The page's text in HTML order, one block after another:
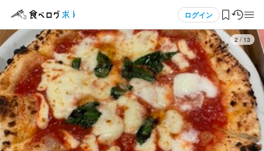
ログイン
ログイン・無料会員登録
食べログ求人TOP
求人検索
3 / 13
正社員 Pizzeria Bar Trico 船橋店
料理長候補
料理長候補
月給250,000円〜400,000円
応募画面へ進む
正社員 Pizzeria Bar Trico 船橋店
調理師・調理スタッフ
調理師・調理スタッフ
月給250,000円〜
応募画面へ進む
正社員 Pizzeria Bar Trico 船橋店
ピザ職人・ピッツァイオーロ
ピザ職人・ピッツァイオーロ
月給250,000円〜
応募画面へ進む